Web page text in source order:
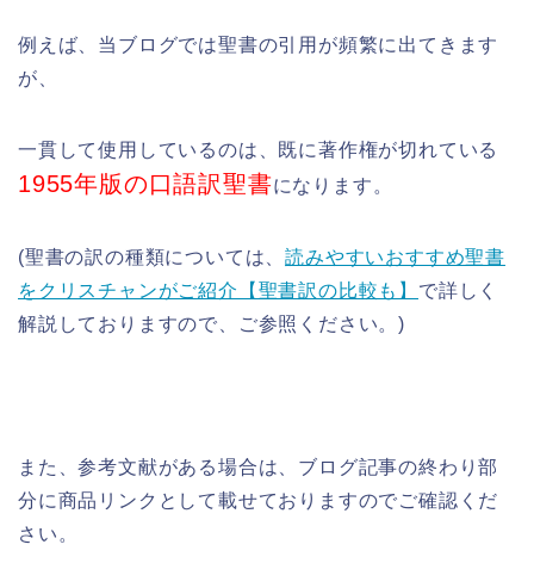
例えば、当ブログでは聖書の引用が頻繁に出てきます
が、
一貫して使用しているのは、既に著作権が切れている
1955年版の口語訳聖書になります。
(聖書の訳の種類については、読みやすいおすすめ聖書
をクリスチャンがご紹介【聖書訳の比較も】 で詳しく
解説しておりますので、ご参照ください。)
また、参考文献がある場合は、ブログ記事の終わり部
分に商品リンクとして載せておりますのでご確認くだ
さい。